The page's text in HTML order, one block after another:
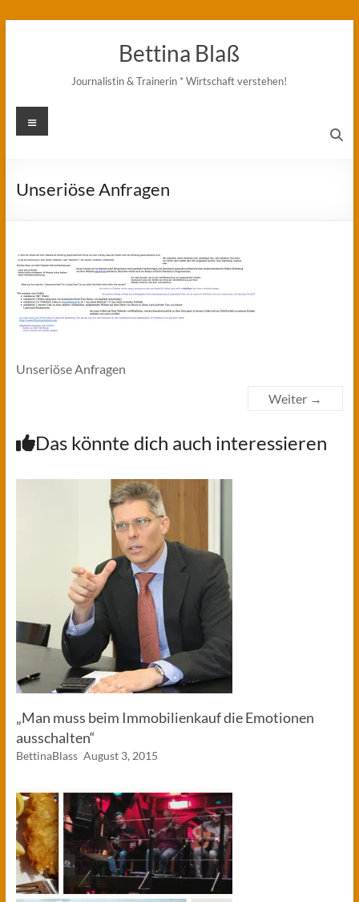
Bettina Blaß
Journalistin & Trainerin * Wirtschaft verstehen!
Menü
Unseriöse Anfragen
Unseriöse Anfragen
Weiter →
Das könnte dich auch interessieren
„Man muss beim Immobilienkauf die Emotionen
ausschalten“
BettinaBlass August 3, 2015